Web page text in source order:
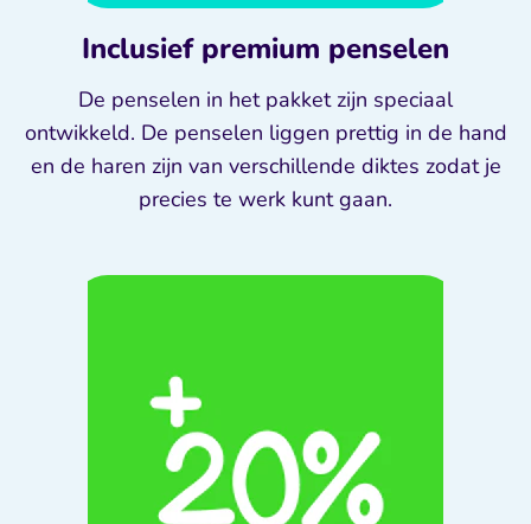
Inclusief premium penselen
De penselen in het pakket zijn speciaal
ontwikkeld. De penselen liggen prettig in de hand
en de haren zijn van verschillende diktes zodat je
precies te werk kunt gaan.